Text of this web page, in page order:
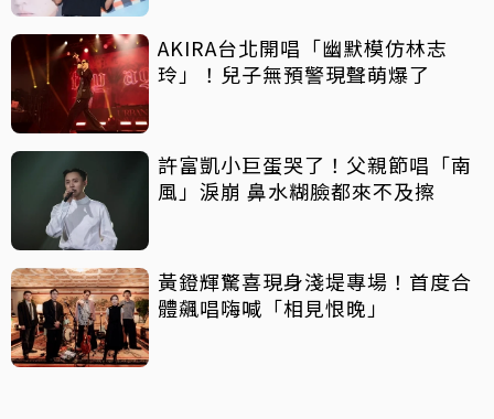
AKIRA台北開唱「幽默模仿林志
玲」！兒子無預警現聲萌爆了
許富凱小巨蛋哭了！父親節唱「南
風」淚崩 鼻水糊臉都來不及擦
黃鐙輝驚喜現身淺堤專場！首度合
體飆唱嗨喊「相見恨晚」